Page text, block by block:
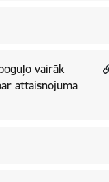
attaisnojuma